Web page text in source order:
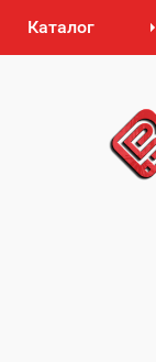
Каталог